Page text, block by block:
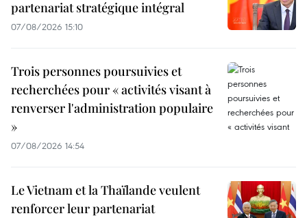
partenariat stratégique intégral
07/08/2026 15:10
Trois personnes poursuivies et
recherchées pour « activités visant à
renverser l'administration populaire
»
07/08/2026 14:54
Le Vietnam et la Thaïlande veulent
renforcer leur partenariat